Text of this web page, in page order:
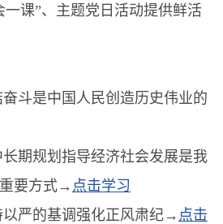
一课”、主题党日活动提供鲜活
斗是中国人民创造历史伟业的
期规划指导经济社会发展是我
要方式→ 点击学习
以严的基调强化正风肃纪→ 点击